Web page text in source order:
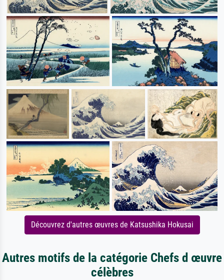
Découvrez d'autres œuvres de Katsushika Hokusai
Autres motifs de la catégorie Chefs d œuvre
célèbres